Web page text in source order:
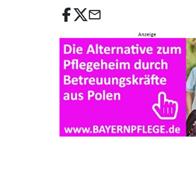
email